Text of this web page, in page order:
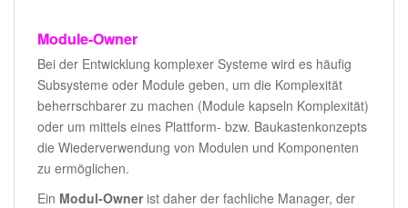
Module-Owner
Bei der Entwicklung komplexer Systeme wird es häufig
Subsysteme oder Module geben, um die Komplexität
beherrschbarer zu machen (Module kapseln Komplexität)
oder um mittels eines Plattform- bzw. Baukastenkonzepts
die Wiederverwendung von Modulen und Komponenten
zu ermöglichen.
Ein Modul-Ownerist daher der fachliche Manager, der